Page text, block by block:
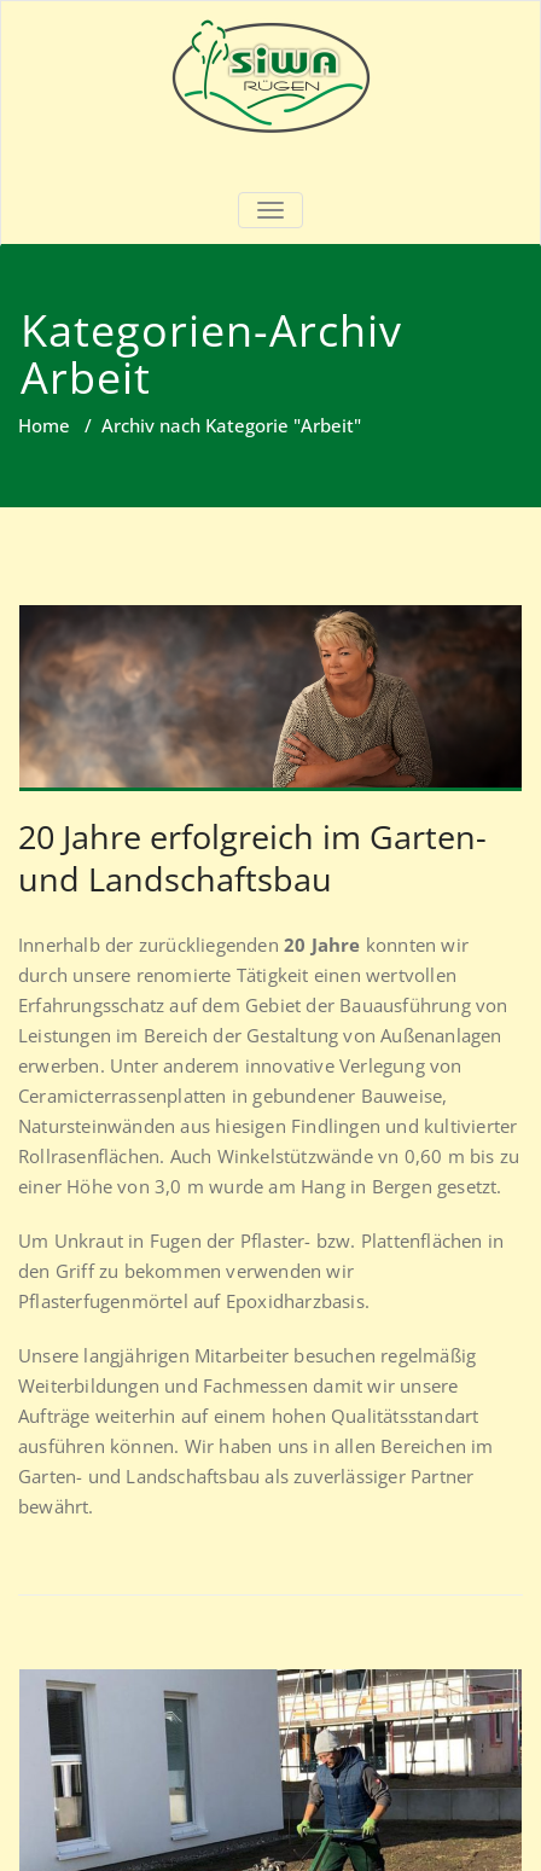
SIWA – Rügen
Garten- & Landschaftsbau
SCHALTE NAVIGATION
Kategorien-Archiv
Arbeit
Home / Archiv nach Kategorie "Arbeit"
20 Jahre erfolgreich im Garten-
und Landschaftsbau
Innerhalb der zurückliegenden 20 Jahre konnten wir
durch unsere renomierte Tätigkeit einen wertvollen
Erfahrungsschatz auf dem Gebiet der Bauausführung von
Leistungen im Bereich der Gestaltung von Außenanlagen
erwerben. Unter anderem innovative Verlegung von
Ceramicterrassenplatten in gebundener Bauweise,
Natursteinwänden aus hiesigen Findlingen und kultivierter
Rollrasenflächen. Auch Winkelstützwände vn 0,60 m bis zu
einer Höhe von 3,0 m wurde am Hang in Bergen gesetzt.
Um Unkraut in Fugen der Pflaster- bzw. Plattenflächen in
den Griff zu bekommen verwenden wir
Pflasterfugenmörtel auf Epoxidharzbasis.
Unsere langjährigen Mitarbeiter besuchen regelmäßig
Weiterbildungen und Fachmessen damit wir unsere
Aufträge weiterhin auf einem hohen Qualitätsstandart
ausführen können. Wir haben uns in allen Bereichen im
Garten- und Landschaftsbau als zuverlässiger Partner
bewährt.